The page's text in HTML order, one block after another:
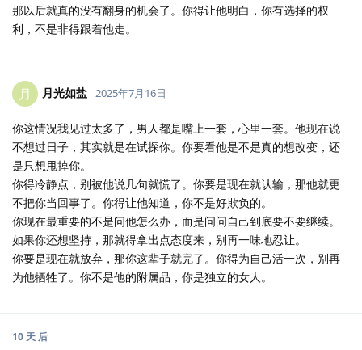
那以后就真的没有翻身的机会了。你得让他明白，你有选择的权
利，不是非得跟着他走。
月 月光如盐 2025年7月16日
你这情况我见过太多了，男人都是嘴上一套，心里一套。他现在说
不想过日子，其实就是在试探你。你要看他是不是真的想改变，还
是只想甩掉你。
你得冷静点，别被他说几句就慌了。你要是现在就认输，那他就更
不把你当回事了。你得让他知道，你不是好欺负的。
你现在最重要的不是问他怎么办，而是问问自己到底要不要继续。
如果你还想坚持，那就得拿出点态度来，别再一味地忍让。
你要是现在就放弃，那你这辈子就完了。你得为自己活一次，别再
为他牺牲了。你不是他的附属品，你是独立的女人。
10 天 后